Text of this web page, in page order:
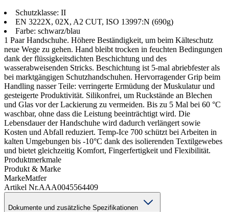
Schutzklasse: II
EN 3222X, 02X, A2 CUT, ISO 13997:N (690g)
Farbe: schwarz/blau
1 Paar Handschuhe. Höhere Beständigkeit, um beim Kälteschutz
neue Wege zu gehen. Hand bleibt trocken in feuchten Bedingungen
dank der flüssigkeitsdichten Beschichtung und des
wasserabweisenden Stricks. Beschichtung ist 5-mal abriebfester als
bei marktgängigen Schutzhandschuhen. Hervorragender Grip beim
Handling nasser Teile: verringerte Ermüdung der Muskulatur und
gesteigerte Produktivität. Silikonfrei, um Ruckstände an Blechen
und Glas vor der Lackierung zu vermeiden. Bis zu 5 Mal bei 60 °C
waschbar, ohne dass die Leistung beeinträchtigt wird. Die
Lebensdauer der Handschuhe wird dadurch verlängert sowie
Kosten und Abfall reduziert. Temp-Ice 700 schützt bei Arbeiten in
kalten Umgebungen bis -10°C dank des isolierenden Textilgewebes
und bietet gleichzeitig Komfort, Fingerfertigkeit und Flexibilität.
Produktmerkmale
Produkt & Marke
MarkeMatfer
Artikel Nr.AAA0045564409
Dokumente und zusätzliche Spezifikationen